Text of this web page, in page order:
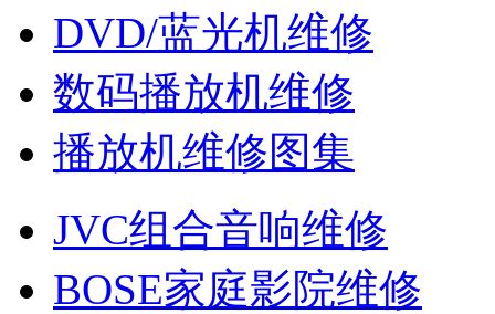
DVD/蓝光机维修
数码播放机维修
播放机维修图集
JVC组合音响维修
BOSE家庭影院维修